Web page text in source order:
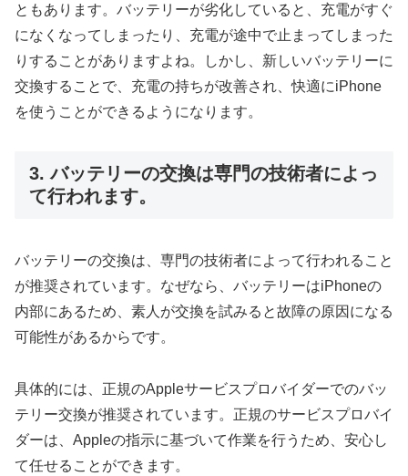
ともあります。バッテリーが劣化していると、充電がすぐ
になくなってしまったり、充電が途中で止まってしまった
りすることがありますよね。しかし、新しいバッテリーに
交換することで、充電の持ちが改善され、快適にiPhone
を使うことができるようになります。
3. バッテリーの交換は専門の技術者によっ
て行われます。
バッテリーの交換は、専門の技術者によって行われること
が推奨されています。なぜなら、バッテリーはiPhoneの
内部にあるため、素人が交換を試みると故障の原因になる
可能性があるからです。
具体的には、正規のAppleサービスプロバイダーでのバッ
テリー交換が推奨されています。正規のサービスプロバイ
ダーは、Appleの指示に基づいて作業を行うため、安心し
て任せることができます。